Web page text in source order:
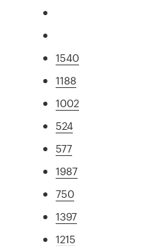
1540
1188
1002
524
577
1987
750
1397
1215